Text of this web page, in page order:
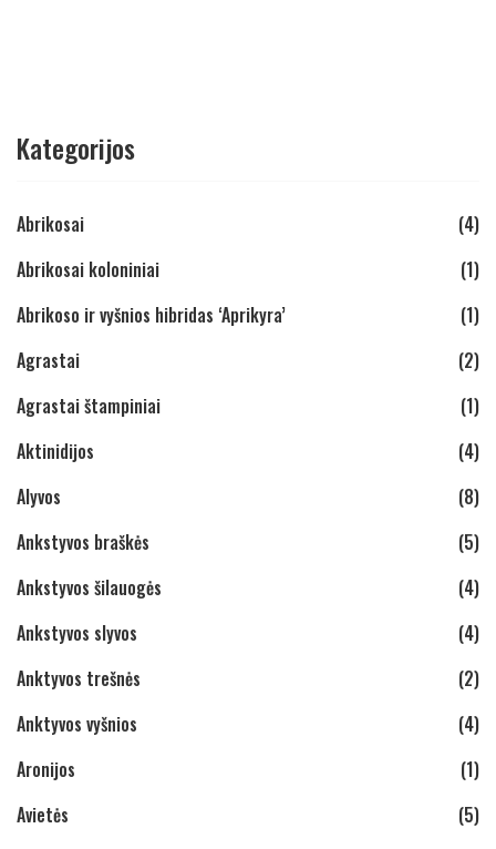
Kategorijos
Abrikosai
(4)
Abrikosai koloniniai
(1)
Abrikoso ir vyšnios hibridas ‘Aprikyra’
(1)
Agrastai
(2)
Agrastai štampiniai
(1)
Aktinidijos
(4)
Alyvos
(8)
Ankstyvos braškės
(5)
Ankstyvos šilauogės
(4)
Ankstyvos slyvos
(4)
Anktyvos trešnės
(2)
Anktyvos vyšnios
(4)
Aronijos
(1)
Avietės
(5)